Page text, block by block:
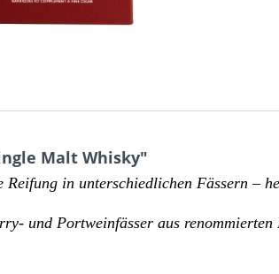
Malt Whisky"
in unterschiedlichen Fässern –
und Portweinfässer aus